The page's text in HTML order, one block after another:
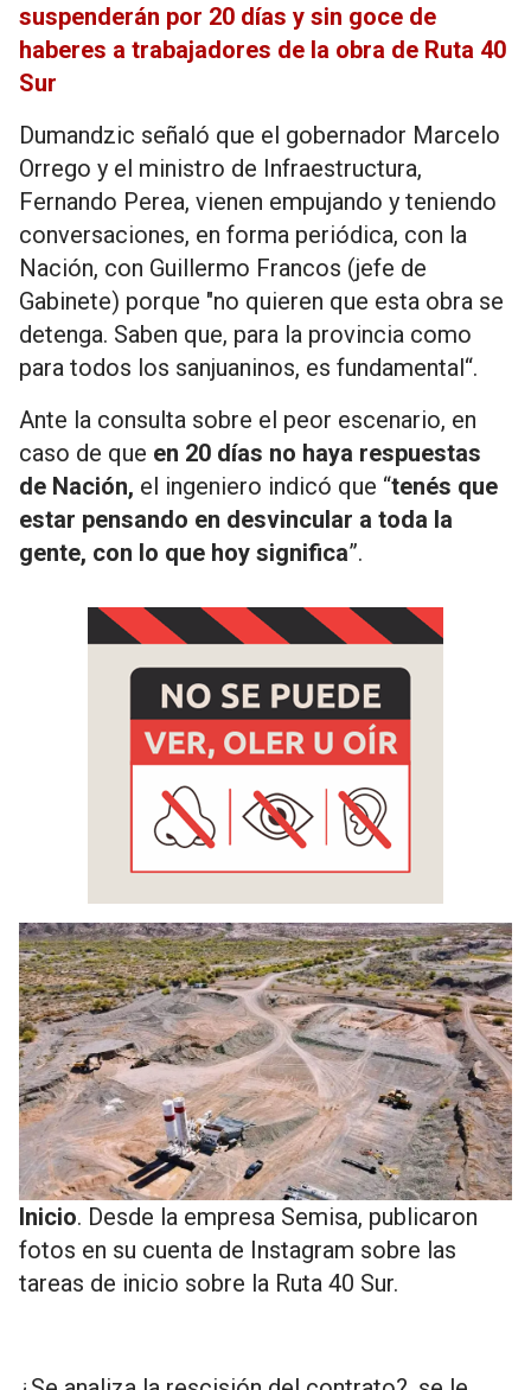
suspenderán por 20 días y sin goce de
haberes a trabajadores de la obra de Ruta 40
Sur
Dumandzic señaló que el gobernador Marcelo
Orrego y el ministro de Infraestructura,
Fernando Perea, vienen empujando y teniendo
conversaciones, en forma periódica, con la
Nación, con Guillermo Francos (jefe de
Gabinete) porque "no quieren que esta obra se
detenga. Saben que, para la provincia como
para todos los sanjuaninos, es fundamental“.
Ante la consulta sobre el peor escenario, en
caso de que en 20 días no haya respuestas
de Nación, el ingeniero indicó que “tenés que
estar pensando en desvincular a toda la
gente, con lo que hoy significa”.
Inicio. Desde la empresa Semisa, publicaron
fotos en su cuenta de Instagram sobre las
tareas de inicio sobre la Ruta 40 Sur.